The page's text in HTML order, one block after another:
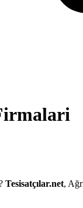
Tesisatçılar.net,